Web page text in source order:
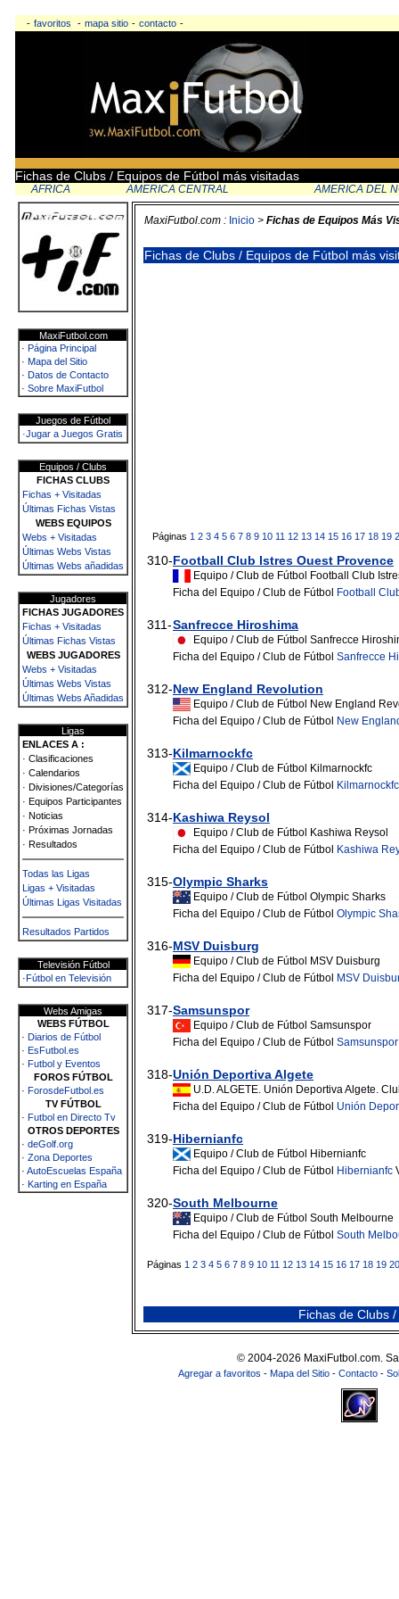
- favoritos - mapa sitio - contacto -
Fichas de Clubs / Equipos de Fútbol más visitadas
AFRICA AMERICA CENTRAL AMERICA DEL
MaxiFutbol.com
· Página Principal
· Mapa del Sitio
· Datos de Contacto
· Sobre MaxiFutbol
Juegos de Fútbol
·Jugar a Juegos Gratis
Equipos / Clubs
FICHAS CLUBS
Fichas + Visitadas
Últimas Fichas Vistas
WEBS EQUIPOS
Webs + Visitadas
Últimas Webs Vistas
Últimas Webs añadidas
Jugadores
FICHAS JUGADORES
Fichas + Visitadas
Últimas Fichas Vistas
WEBS JUGADORES
Webs + Visitadas
Últimas Webs Vistas
Últimas Webs Añadidas
Ligas
ENLACES A :
· Clasificaciones
· Calendarios
· Divisiones/Categorías
· Equipos Participantes
· Noticias
· Próximas Jornadas
· Resultados
Todas las Ligas
Ligas + Visitadas
Últimas Ligas Visitadas
Resultados Partidos
Televisión Fútbol
·Fútbol en Televisión
Webs Amigas
WEBS FÚTBOL
· Diarios de Fútbol
· EsFutbol.es
· Futbol y Eventos
FOROS FÚTBOL
· ForosdeFutbol.es
TV FÚTBOL
· Futbol en Directo Tv
OTROS DEPORTES
· deGolf.org
· Zona Deportes
· AutoEscuelas España
· Karting en España
MaxiFutbol.com : Inicio > Fichas de Equipos Más
Fichas de Clubs / Equipos de Fútbol más
Páginas 1 2 3 4 5 6 7 8 9 10 11 12 13 14 15 16 17 18 19
310-Football Club Istres Ouest Provence
Equipo / Club de Fútbol Football Club
Ficha del Equipo / Club de Fútbol Football
311-Sanfrecce Hiroshima
Equipo / Club de Fútbol Sanfrecce
Ficha del Equipo / Club de Fútbol Sanfrecce
312-New England Revolution
Equipo / Club de Fútbol New England
Ficha del Equipo / Club de Fútbol New
313-Kilmarnockfc
Equipo / Club de Fútbol Kilmarnockfc
Ficha del Equipo / Club de Fútbol Kilmarnockfc
314-Kashiwa Reysol
Equipo / Club de Fútbol Kashiwa Reysol
Ficha del Equipo / Club de Fútbol Kashiwa
315-Olympic Sharks
Equipo / Club de Fútbol Olympic Sharks
Ficha del Equipo / Club de Fútbol Olympic
316-MSV Duisburg
Equipo / Club de Fútbol MSV Duisburg
Ficha del Equipo / Club de Fútbol MSV
317-Samsunspor
Equipo / Club de Fútbol Samsunspor
Ficha del Equipo / Club de Fútbol Samsunspor
318-Unión Deportiva Algete
U.D. ALGETE. Unión Deportiva Algete.
Ficha del Equipo / Club de Fútbol Unión
319-Hibernianfc
Equipo / Club de Fútbol Hibernianfc
Ficha del Equipo / Club de Fútbol Hibernianfc
320-South Melbourne
Equipo / Club de Fútbol South Melbourne
Ficha del Equipo / Club de Fútbol South
Páginas 1 2 3 4 5 6 7 8 9 10 11 12 13 14 15 16 17 18 19 20
Fichas de Clubs
© 2004-2026 MaxiFutbol.com.
Agregar a favoritos - Mapa del Sitio - Contacto -